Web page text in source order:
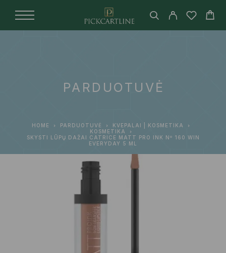
PARDUOTUVĖ
HOME PARDUOTUVĖ
KVEPALAI | KOSMETIKA
KOSMETIKA
SKYSTI LŪPŲ DAŽAI CATRICE MATT PRO INK Nº 160 WIN
EVERYDAY 5 ML